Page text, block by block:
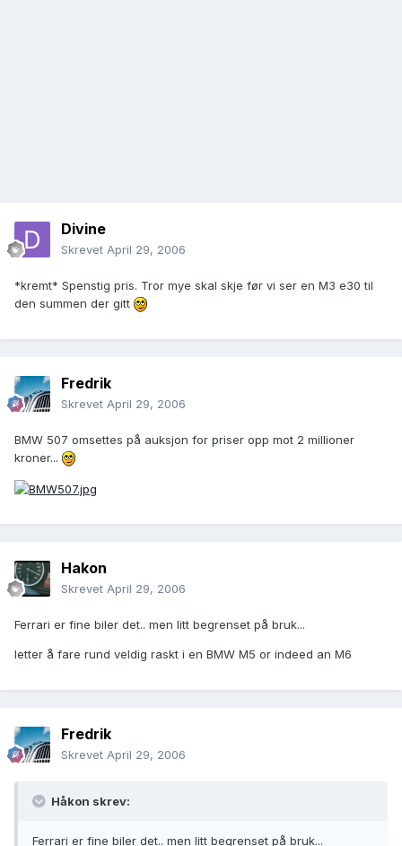
Divine
Skrevet April 29, 2006
*kremt* Spenstig pris. Tror mye skal skje før vi ser en M3 e30 til
den summen der gitt
Fredrik
Skrevet April 29, 2006
BMW 507 omsettes på auksjon for priser opp mot 2 millioner
kroner...
Hakon
Skrevet April 29, 2006
Ferrari er fine biler det.. men litt begrenset på bruk...
letter å fare rund veldig raskt i en BMW M5 or indeed an M6
Fredrik
Skrevet April 29, 2006
Håkon skrev:
Ferrari er fine biler det.. men litt begrenset på bruk...